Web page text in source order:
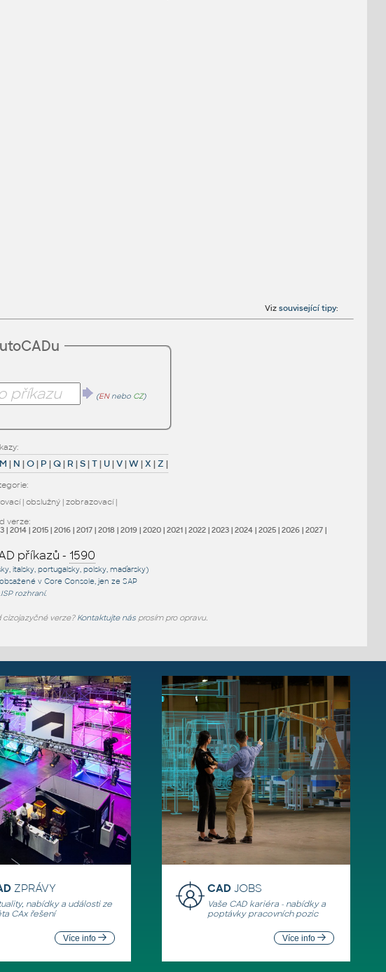
Vizsouvisející tipy:
(ENnebo CZ)
M | N |O| P |Q| R |S|T| U|V|W|X |Z |
| obslužný| zobrazovací|
verze:
| 2014| 2015| 2016| 2017| 2018 | 2019| 2020| 2021| 2022| 2023| 2024| 2025| 2026| 2027|
příkazů - 1590
italsky, portugalsky, polsky, maďarsky)
v Core Console, jenze SAP
rozhraní.
cizojazyčné verze? Kontaktujte násprosím pro opravu.
ZPRÁVY
nabídky a události ze
CAx řešení
Více info
CADJOBS
Vaše CAD kariéra - nabídky a
poptávky pracovních pozic
Více info